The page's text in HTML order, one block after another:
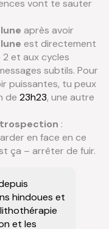
vont te sauter
après avoir
est directement
2 et aux cycles
subtils. Pour
puissantes, tu peux
de 23h23, une autre
:
en face en ce
ça – arrêter de fuir.
hindoues et
et les